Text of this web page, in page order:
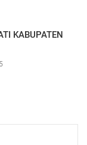
KABUPATEN